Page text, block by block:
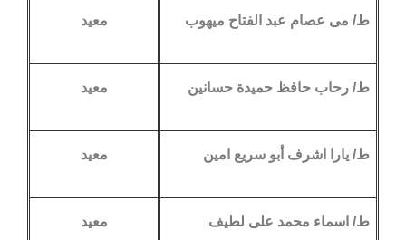
ط/ مى عصام عبد الفتاح ميهوب معيد
ط/ رحاب حافظ حميدة حسانين معيد
ط/ يارا اشرف أبو سريع امين معيد
ط/ اسماء محمد على لطيف معيد